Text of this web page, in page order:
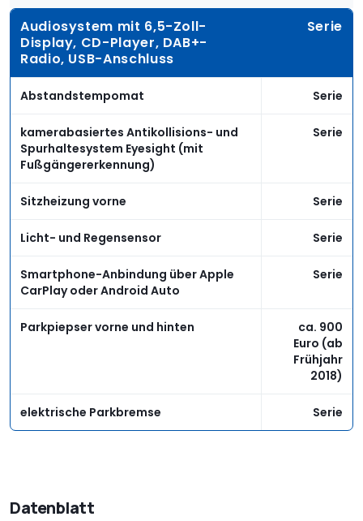
Audiosystem mit 6,5-Zoll-
Display, CD-Player, DAB+-
Radio, USB-Anschluss
Serie
Abstandstempomat Serie
kamerabasiertes Antikollisions- und
Spurhaltesystem Eyesight (mit
Fußgängererkennung)
Serie
Sitzheizung vorne Serie
Licht- und Regensensor Serie
Smartphone-Anbindung über Apple
CarPlay oder Android Auto
Serie
Parkpiepser vorne und hinten
ca. 900
Euro (ab
Frühjahr
2018)
elektrische Parkbremse Serie
Datenblatt